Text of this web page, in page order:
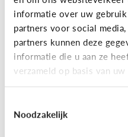
informatie over uw
partners voor social
partners kunnen deze
informatie die u aan ze
verzameld op basis van
Noodzakelijk
Bijzonder digitaal
Mijn kind is
Welke apps of